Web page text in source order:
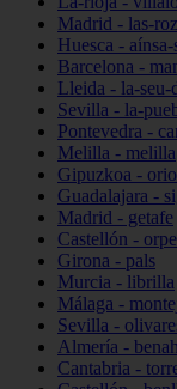
Madrid - las-
Huesca -
Barcelona -
Lleida - la-seu-
Sevilla - la-
Pontevedra -
Melilla - melilla
Gipuzkoa - orio
Guadalajara -
Madrid - getafe
Castellón -
Girona - pals
Murcia - librilla
Málaga -
Sevilla -
Almería -
Cantabria -